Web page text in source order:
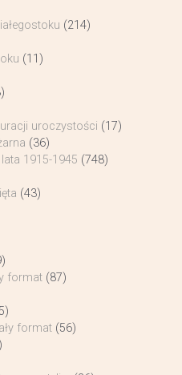
(214)
(11)
uroczystości (17)
(36)
lata 1915-1945 (748)
(43)
format (87)
format (56)